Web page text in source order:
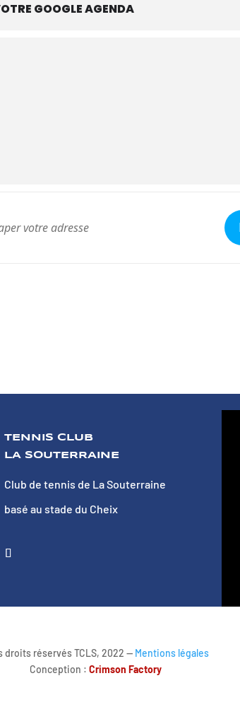
GOOGLE AGENDA
TENNIS CLUB
LA SOUTERRAINE
Club de tennis de La Souterraine
basé au stade du Cheix
droits réservés TCLS, 2022 — Mentions légales
Conception : Crimson Factory